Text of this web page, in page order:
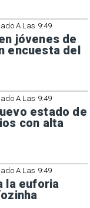
A Las 9:49
jóvenes de
encuesta del
A Las 9:49
estado de
con alta
A Las 9:49
la euforia